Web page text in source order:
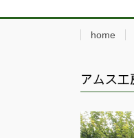
home
アムス